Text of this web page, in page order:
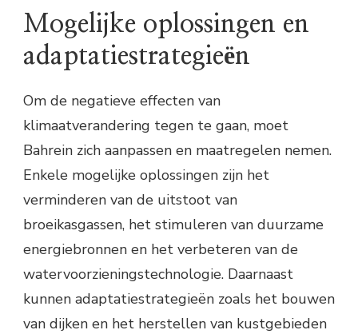
Mogelijke oplossingen en
adaptatiestrategieën
Om de negatieve effecten van
klimaatverandering tegen te gaan, moet
Bahrein zich aanpassen en maatregelen nemen.
Enkele mogelijke oplossingen zijn het
verminderen van de uitstoot van
broeikasgassen, het stimuleren van duurzame
energiebronnen en het verbeteren van de
watervoorzieningstechnologie. Daarnaast
kunnen adaptatiestrategieën zoals het bouwen
van dijken en het herstellen van kustgebieden